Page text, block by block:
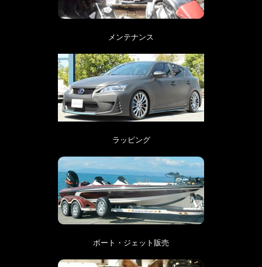
メンテナンス
ラッピング
ボート・ジェット販売